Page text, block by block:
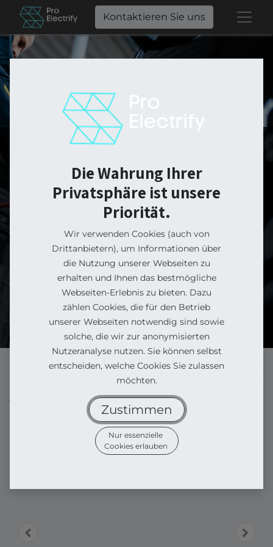
Kontaktieren Sie uns
ProElectrify
Online Shop
Von der Wallbox für dein E-Auto, über das
Balkonkraftwerk bis zum smarten E-Bike von
Greyp. In unserem Online-Shop gemütlich
vom Sofa einkaufen.
Können wir persönlich weiterhelfen?
Alle Produkte Bausatz Balkonkraftwerk 1600 Watt
Die Wahrung Ihrer
Privatsphäre ist unsere
Priorität.
Wir verwenden Cookies (auch von
Drittanbietern), um Informationen über
die Nutzung unserer Webseiten zu
erhalten und Ihnen das bestmögliche
Webseiten-Erlebnis zu bieten. Dazu
zählen Cookies, die für den Betrieb
unserer Webseiten notwendig sind sowie
solche, die wir zur anonymisierten
Nutzeranalyse nutzen. Sie können selbst
entscheiden, welche Cookies Sie zulassen
möchten.
Zustimmen
Nur essenzielle
Cookies erlauben